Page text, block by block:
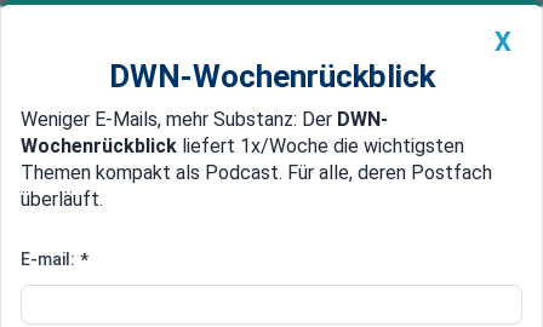
Newsticker MEIN DWN: Geldanlage Premium
Edelmetalle DWN-Magazin China
Lagebericht Ukraine: Russland
X
DWN-Wochenrückblick
Weniger E-Mails, mehr Substanz: Der DWN-
Wochenrückblick liefert 1x/Woche die wichtigsten
Themen kompakt als Podcast. Für alle, deren Postfach
überläuft.
E-mail: *